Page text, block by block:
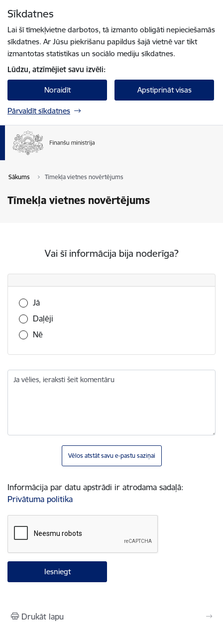
Sīkdatnes
Lai šī tīmekļvietne darbotos, tā izmanto obligāti nepieciešamās
sīkdatnes. Ar Jūsu piekrišanu papildus šajā vietnē var tikt
izmantotas statistikas un sociālo mediju sīkdatnes.
Lūdzu, atzīmējiet savu izvēli:
Noraidīt Apstiprināt visas
Pārvaldīt sīkdatnes
Sākums Tīmekļa vietnes novērtējums
Tīmekļa vietnes novērtējums
Vai šī informācija bija noderīga?
Vai šī informācija bija noderīga?
Jā
Daļēji
Nē
Ja vēlies, ieraksti šeit komentāru
Vēlos atstāt savu e-pastu saziņai
Informācija par datu apstrādi ir atrodama sadaļā:
Privātuma politika
Drukāt lapu